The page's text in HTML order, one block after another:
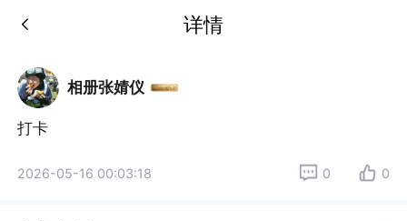
详情
相册张婧仪
打卡
2026-05-16 00:03:18 0 0